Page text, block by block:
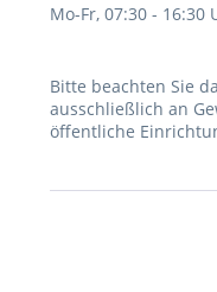
Mo-Fr, 07:30 - 16:30
Bitte beachten Sie
ausschließlich an
öffentliche